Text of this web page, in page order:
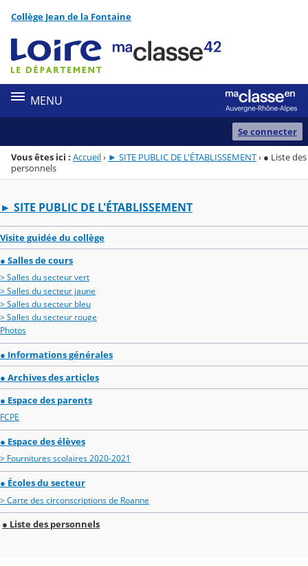
Menu de la rubrique
Contenu
Collège Jean de la Fontaine
MENU
Se connecter
Vous êtes ici : Accueil› ► SITE PUBLIC DE L'ÉTABLISSEMENT› ● Liste des
personnels
► SITE PUBLIC DE L'ÉTABLISSEMENT
Visite guidée du collège
● Salles de cours
> Salles du secteur vert
> Salles du secteur jaune
> Salles du secteur bleu
> Salles du secteur rouge
Photos
● Informations générales
● Archives des articles
● Espace des parents
FCPE
● Espace des élèves
> Fournitures scolaires 2020-2021
● Écoles du secteur
> Carte des circonscriptions de Roanne
● Liste des personnels